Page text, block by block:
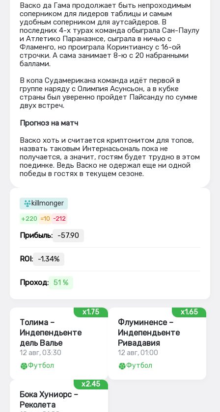
Васко да Гама продолжает быть непроходимым
соперником для лидеров таблицы и самым
удобным соперником для аутсайдеров. В
последних 4-х турах команда обыграла Сан-Паулу
и Атлетико Паранаэнсе, сыграла в ничью с
Фламенго, но проиграла Коринтиансу с 16-ой
строчки. А сама занимает 8-ю с 20 набранными
баллами.
В копа Судамерикана команда идёт первой в
группе наряду с Олимпия Асунсьон, а в кубке
страны был уверенно пройдет Пайсанду по сумме
двух встреч.
Прогноз на матч
Васко хоть и считается криптонитом для топов,
назвать таковым Интернасьональ пока не
получается, а значит, гостям будет трудно в этом
поединке. Ведь Васко не одержал еще ни одной
победы в гостях в текущем сезоне.
killmonger
+220 =10 -212
Прибыль: -57.90
ROI: -1.34%
Проход: 51 %
x1.75
Толима –
Индепендьенте
дель Валье
12 авг, 03:30
Футбол
x1.65
Флуминенсе –
Индепендьенте
Ривадавия
12 авг, 01:00
Футбол
x2.45
Бока Хуниорс –
Реколета